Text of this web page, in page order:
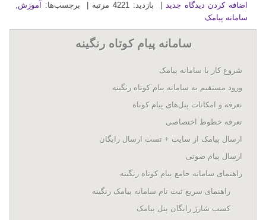
اضافه کردن دیدگاه جدید
| بازدید: 4221 مرتبه | برچسب‌ها: آموزش
سامانه پیامک
سامانه پيام کوتاه رنگينه
شروع کار با سامانه پيامک
ورود مستقیم به سامانه پیام کوتاه رنگینه
تعرفه و امکانات پنل‌های پيام کوتاه
تعرفه خطوط اختصاصی
ارسال پيامک از سايت + تست ارسال رایگان
ارسال پیام صوتی
راهنمای سامانه جامع پیام کوتاه رنگینه
راهنمای سریع ثبت نام سامانه پیامک رنگینه
کسب شارژ رایگان پنل پیامک